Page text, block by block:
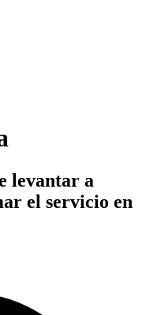
levantar a
el servicio en